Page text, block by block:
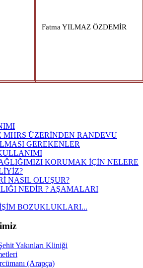
Fatma YILMAZ ÖZDEMİR
MHRS ÜZERİNDEN RANDEVU
GEREKENLER
KORUMAK İÇİN NELERE
NASIL OLUŞUR?
NEDİR ? AŞAMALARI
BOZUKLUKLARI...
Yakınları Kliniği
(Arapça)